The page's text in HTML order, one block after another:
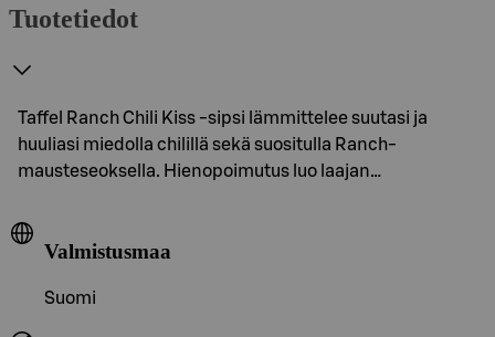
Tuotetiedot
Taffel Ranch Chili Kiss -sipsi lämmittelee suutasi ja
huuliasi miedolla chilillä sekä suositulla Ranch-
mausteseoksella. Hienopoimutus luo laajan…
Valmistusmaa
Suomi